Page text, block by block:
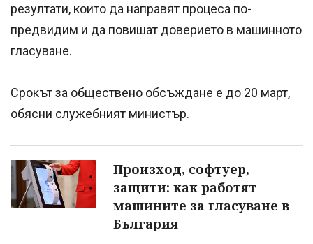
резултати, които да направят процеса по-
предвидим и да повишат доверието в машинното
гласуване.
Срокът за обществено обсъждане е до 20 март,
обясни служебният министър.
Произход, софтуер,
защити: как работят
машините за гласуване в
България